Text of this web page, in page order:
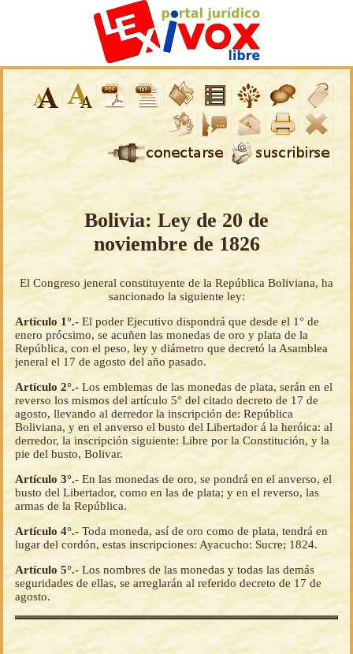
Bolivia: Ley de 20 de
noviembre de 1826
El Congreso jeneral constituyente de la República Boliviana, ha
sancionado la siguiente ley:
Artículo 1°.- El poder Ejecutivo dispondrá que desde el 1° de
enero prócsimo, se acuñen las monedas de oro y plata de la
República, con el peso, ley y diámetro que decretó la Asamblea
jeneral el 17 de agosto del año pasado.
Artículo 2°.- Los emblemas de las monedas de plata, serán en el
reverso los mismos del artículo 5° del citado decreto de 17 de
agosto, llevando al derredor la inscripción de: República
Boliviana, y en el anverso el busto del Libertador á la heróica: al
derredor, la inscripción siguiente: Libre por la Constitución, y la
pie del busto, Bolivar.
Artículo 3°.- En las monedas de oro, se pondrá en el anverso, el
busto del Libertador, como en las de plata; y en el reverso, las
armas de la República.
Artículo 4°.- Toda moneda, así de oro como de plata, tendrá en
lugar del cordón, estas inscripciones: Ayacucho: Sucre; 1824.
Artículo 5°.- Los nombres de las monedas y todas las demás
seguridades de ellas, se arreglarán al referido decreto de 17 de
agosto.